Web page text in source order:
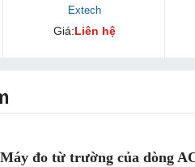
Extech
Giá:Liên hệ
Máy đo từ trường của dòng